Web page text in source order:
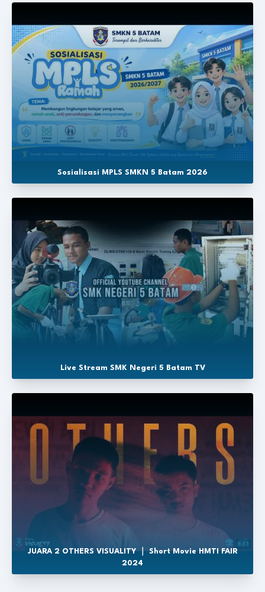
Sosialisasi MPLS SMKN 5 Batam 2026
Live Stream SMK Negeri 5 Batam TV
JUARA 2 OTHERS VISUALITY ｜ Short Movie HMTI FAIR
2024